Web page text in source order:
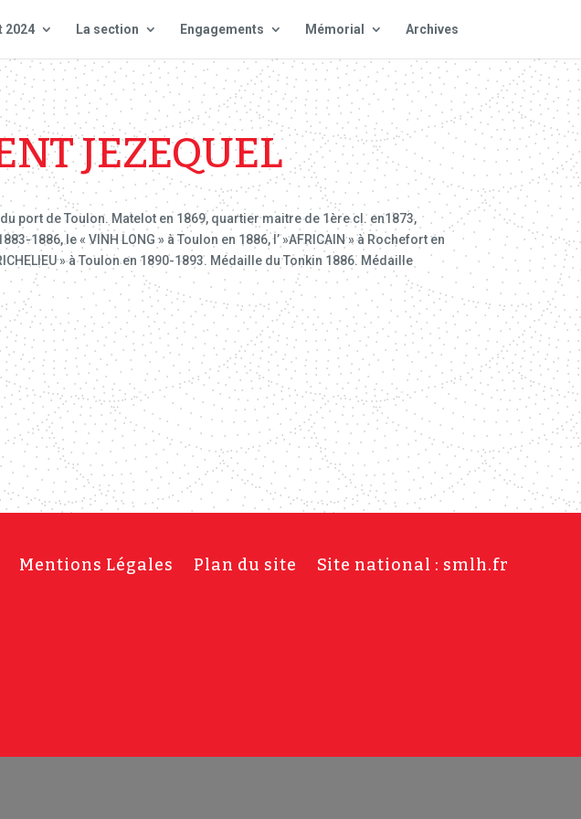
2024 La section Engagements Mémorial Archives
JEZEQUEL
port de Toulon. Matelot en 1869, quartier maitre de 1ère cl. en1873,
1886, le « VINH LONG » à Toulon en 1886, l’ »AFRICAIN » à Rochefort en
» à Toulon en 1890-1893. Médaille du Tonkin 1886. Médaille
Mentions Légales Plan du site Site national : smlh.fr